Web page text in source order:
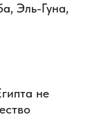
Эль-Гуна,
не